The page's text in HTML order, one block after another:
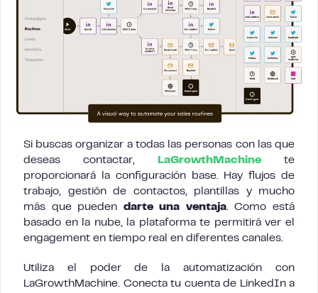
Si buscas organizar a todas las personas con las que
deseas contactar,
LaGrowthMachine te
proporcionará la configuración base. Hay flujos de
trabajo, gestión de contactos, plantillas y mucho
más que pueden darte una ventaja. Como está
basado en la nube, la plataforma te permitirá ver el
engagement en tiempo real en diferentes canales.
Utiliza el poder de la automatización con
LaGrowthMachine. Conecta tu cuenta de LinkedIn a